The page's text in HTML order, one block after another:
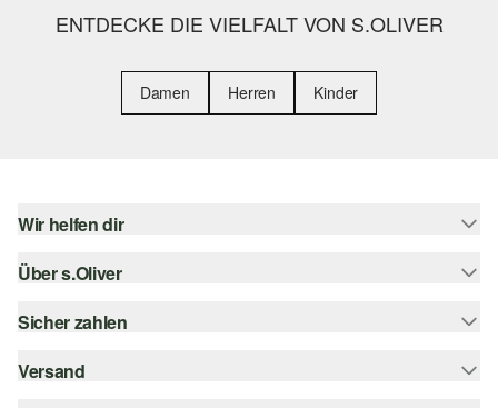
ENTDECKE DIE VIELFALT VON S.OLIVER
Damen Herren Kinder
Wir helfen dir
Hilfe & FAQ
Größenberatung
Über s.Oliver
s.Oliver Magazin
Whatsapp
Sicher zahlen
Rechnung
Versand